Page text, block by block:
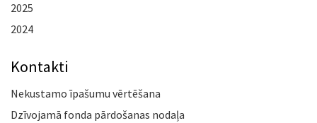
2025
2024
Kontakti
Nekustamo īpašumu vērtēšana
Dzīvojamā fonda pārdošanas nodaļa